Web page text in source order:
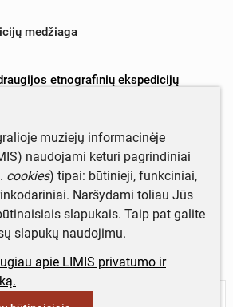
medžiaga
etnografinių ekspedicijų
apie objektą?
muziejų informacinėje
naudojami keturi pagrindiniai
cookies) tipai: būtinieji, funkciniai,
Naršydami toliau Jūs
slapukais. Taip pat galite
slapukų naudojimu.
apie LIMIS privatumo ir